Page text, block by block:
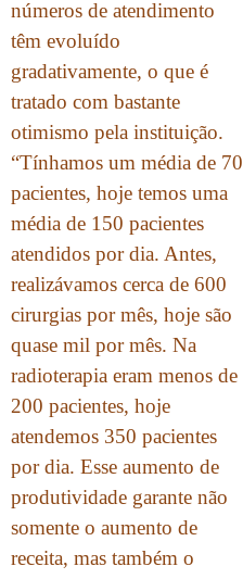
números de atendimento
têm evoluído
gradativamente, o que é
tratado com bastante
otimismo pela instituição.
“Tínhamos um média de 70
pacientes, hoje temos uma
média de 150 pacientes
atendidos por dia. Antes,
realizávamos cerca de 600
cirurgias por mês, hoje são
quase mil por mês. Na
radioterapia eram menos de
200 pacientes, hoje
atendemos 350 pacientes
por dia. Esse aumento de
produtividade garante não
somente o aumento de
receita, mas também o